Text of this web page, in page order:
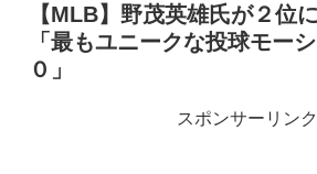
【MLB】野茂英雄氏が２位
「最もユニークな投球モー
０」
スポンサーリンク